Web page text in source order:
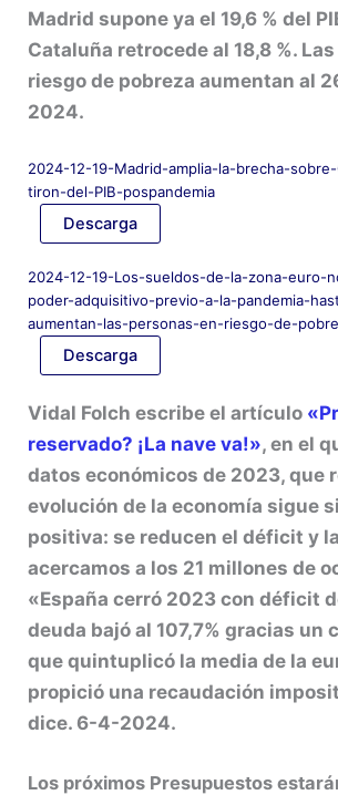
Madrid supone ya el 19,6 % del
Cataluña retrocede al 18,8 %.
riesgo de pobreza aumentan al
2024.
2024-12-19-Madrid-amplia-la-brecha-
tiron-del-PIB-pospandemia
Descarga
2024-12-19-Los-sueldos-de-la-zona-euro-
poder-adquisitivo-previo-a-la-pandemia-
aumentan-las-personas-en-riesgo-de-
Descarga
Vidal Folch escribe el artículo
reservado? ¡La nave va!», en el
datos económicos de 2023, que
evolución de la economía sigue
positiva: se reducen el déficit y
acercamos a los 21 millones de
«España cerró 2023 con déficit
deuda bajó al 107,7% gracias un
que quintuplicó la media de la
propició una recaudación
dice. 6-4-2024.
Los próximos Presupuestos